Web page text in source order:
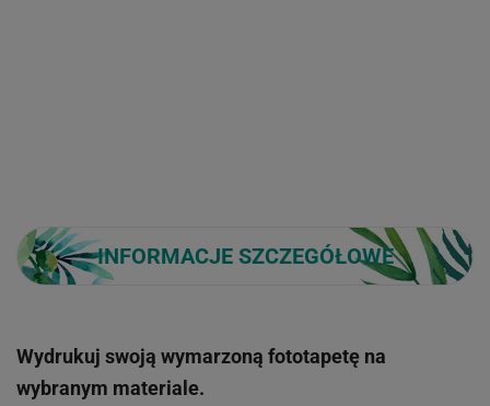
INFORMACJE SZCZEGÓŁOWE
Wydrukuj swoją wymarzoną fototapetę na
wybranym materiale.